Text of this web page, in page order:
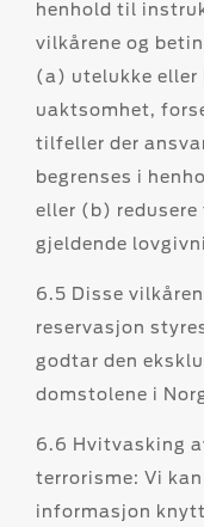
henhold til
vilkårene og
(a) utelukke eller
uaktsomhet,
tilfeller der
begrenses i
eller (b)
gjeldende
6.5 Disse
reservasjon
godtar den
domstolene i
6.6 Hvitvasking
terrorisme: Vi
informasjon